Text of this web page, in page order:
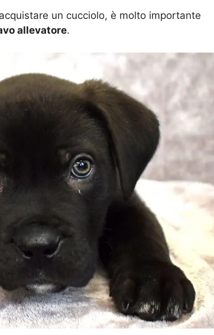
un cucciolo, è molto importante
allevatore.